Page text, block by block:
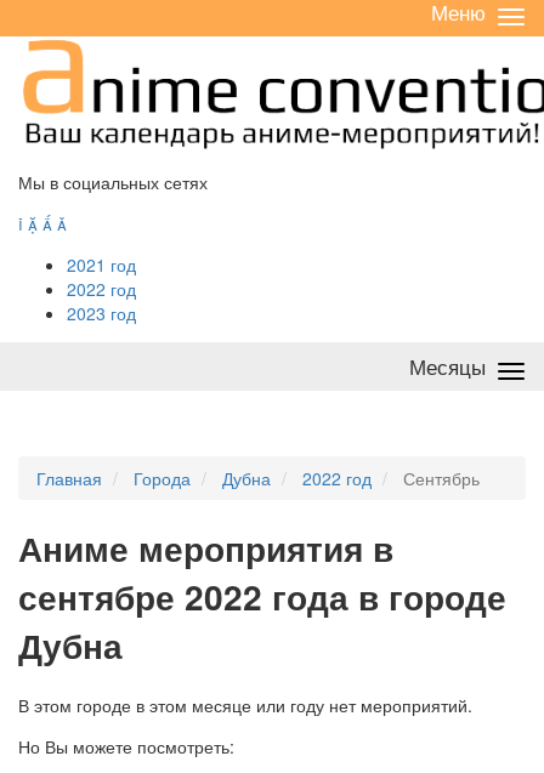
/
Меню
Мы в социальных сетях
   
2021 год
2022 год
2023 год
Месяцы
Главная Города Дубна 2022 год Сентябрь
Аниме мероприятия в
сентябре 2022 года в городе
Дубна
В этом городе в этом месяце или году нет мероприятий.
Но Вы можете посмотреть: